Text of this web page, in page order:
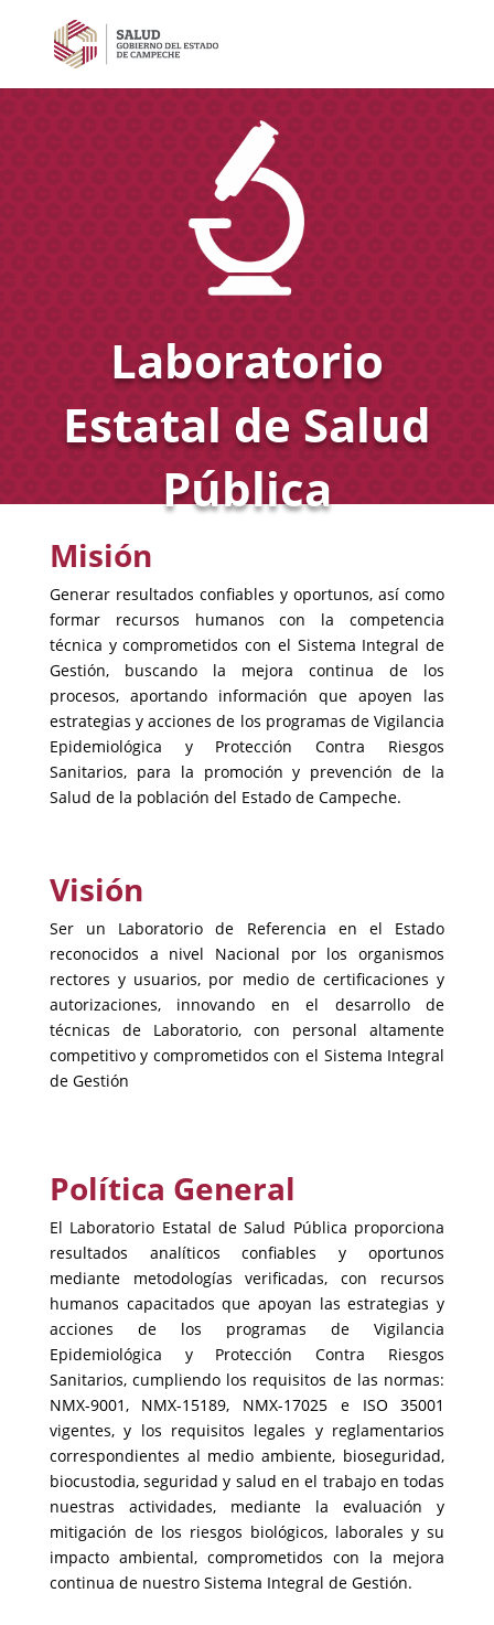
Laboratorio
Estatal de Salud
Pública
Misión
Generar resultados confiables y oportunos, así como
formar recursos humanos con la competencia
técnica y comprometidos con el Sistema Integral de
Gestión, buscando la mejora continua de los
procesos, aportando información que apoyen las
estrategias y acciones de los programas de Vigilancia
Epidemiológica y Protección Contra Riesgos
Sanitarios, para la promoción y prevención de la
Salud de la población del Estado de Campeche.
Visión
Ser un Laboratorio de Referencia en el Estado
reconocidos a nivel Nacional por los organismos
rectores y usuarios, por medio de certificaciones y
autorizaciones, innovando en el desarrollo de
técnicas de Laboratorio, con personal altamente
competitivo y comprometidos con el Sistema Integral
de Gestión
Política General
El Laboratorio Estatal de Salud Pública proporciona
resultados analíticos confiables y oportunos
mediante metodologías verificadas, con recursos
humanos capacitados que apoyan las estrategias y
acciones de los programas de Vigilancia
Epidemiológica y Protección Contra Riesgos
Sanitarios, cumpliendo los requisitos de las normas:
NMX-9001, NMX-15189, NMX-17025 e ISO 35001
vigentes, y los requisitos legales y reglamentarios
correspondientes al medio ambiente, bioseguridad,
biocustodia, seguridad y salud en el trabajo en todas
nuestras actividades, mediante la evaluación y
mitigación de los riesgos biológicos, laborales y su
impacto ambiental, comprometidos con la mejora
continua de nuestro Sistema Integral de Gestión.